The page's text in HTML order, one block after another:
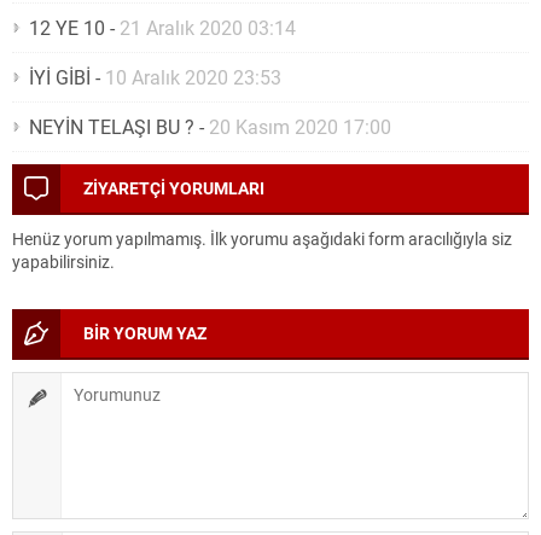
12 YE 10 - 21 Aralık 2020 03:14
İYİ GİBİ - 10 Aralık 2020 23:53
NEYİN TELAŞI BU ? - 20 Kasım 2020 17:00
ZİYARETÇİ YORUMLARI
Henüz yorum yapılmamış. İlk yorumu aşağıdaki form aracılığıyla siz
yapabilirsiniz.
BİR YORUM YAZ